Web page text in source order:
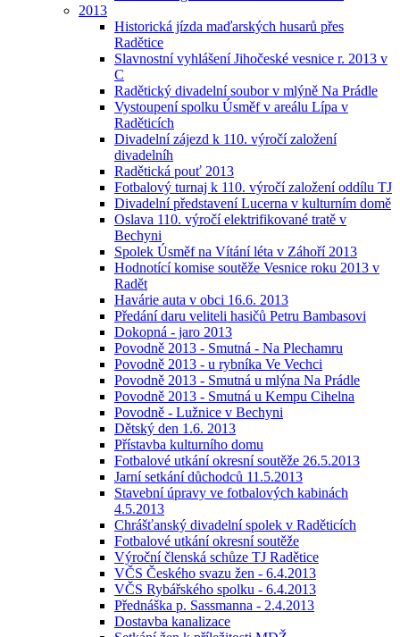
2013
Historická jízda maďarských husarů přes
Radětice
Slavnostní vyhlášení Jihočeské vesnice r. 2013 v
C
Radětický divadelní soubor v mlýně Na Prádle
Vystoupení spolku Úsměf v areálu Lípa v
Raděticích
Divadelní zájezd k 110. výročí založení
divadelníh
Radětická pouť 2013
Fotbalový turnaj k 110. výročí založení oddílu TJ
Divadelní představení Lucerna v kulturním domě
Oslava 110. výročí elektrifikované tratě v
Bechyni
Spolek Úsměf na Vítání léta v Záhoří 2013
Hodnotící komise soutěže Vesnice roku 2013 v
Radět
Havárie auta v obci 16.6. 2013
Předání daru veliteli hasičů Petru Bambasovi
Dokopná - jaro 2013
Povodně 2013 - Smutná - Na Plechamru
Povodně 2013 - u rybníka Ve Vechci
Povodně 2013 - Smutná u mlýna Na Prádle
Povodně 2013 - Smutná u Kempu Cihelna
Povodně - Lužnice v Bechyni
Dětský den 1.6. 2013
Přístavba kulturního domu
Fotbalové utkání okresní soutěže 26.5.2013
Jarní setkání důchodců 11.5.2013
Stavební úpravy ve fotbalových kabinách
4.5.2013
Chrášťanský divadelní spolek v Raděticích
Fotbalové utkání okresní soutěže
Výroční členská schůze TJ Radětice
VČS Českého svazu žen - 6.4.2013
VČS Rybářského spolku - 6.4.2013
Přednáška p. Sassmanna - 2.4.2013
Dostavba kanalizace